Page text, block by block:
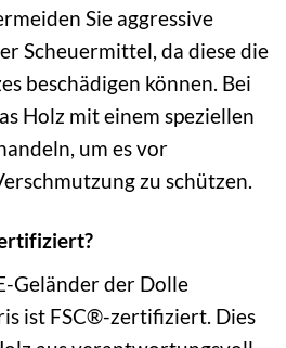
Sie aggressive
Scheuermittel, da diese die
beschädigen können. Bei
Holz mit einem speziellen
um es vor
zu schützen.
Geländer der Dolle
ist FSC®-zertifiziert. Dies